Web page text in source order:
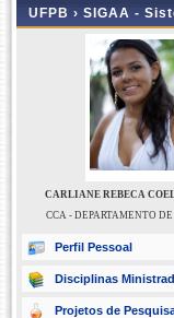
UFPB › SIGAA -
CARLIANE REBECA
CCA - DEPARTAMENTO
Perfil Pessoal
Disciplinas
Projetos de